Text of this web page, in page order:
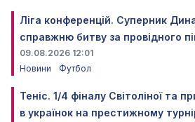
Ліга конференцій. Суперник
справжню битву за провідного
09.08.2026 12:01
Новини
Футбол
Теніс. 1/4 фіналу Світоліної та
в українок на престижному